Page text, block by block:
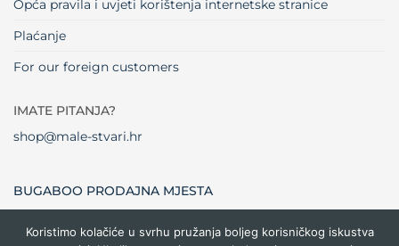
Opća pravila i uvjeti korištenja internetske stranice
Plaćanje
For our foreign customers
IMATE PITANJA?
shop@male-stvari.hr
BUGABOO PRODAJNA MJESTA
Koristimo kolačiće u svrhu pružanja boljeg korisničkog iskustva